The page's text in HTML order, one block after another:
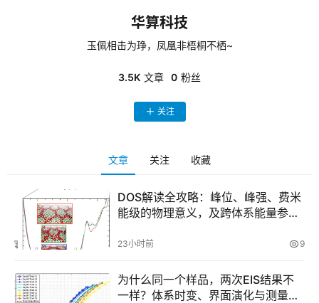
华算科技
玉佩相击为琤，凤凰非梧桐不栖~
3.5K 文章 0 粉丝
关注
文章 关注 收藏
DOS解读全攻略：峰位、峰强、费米
能级的物理意义，及跨体系能量参照
23小时前 9
为什么同一个样品，两次EIS结果不
一样？体系时变、界面演化与测量条